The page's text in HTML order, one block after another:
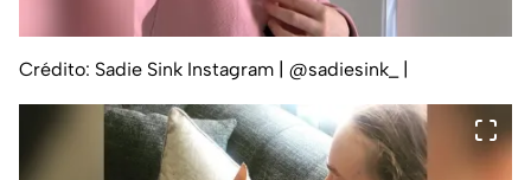
Crédito: Sadie Sink Instagram | @sadiesink_ |